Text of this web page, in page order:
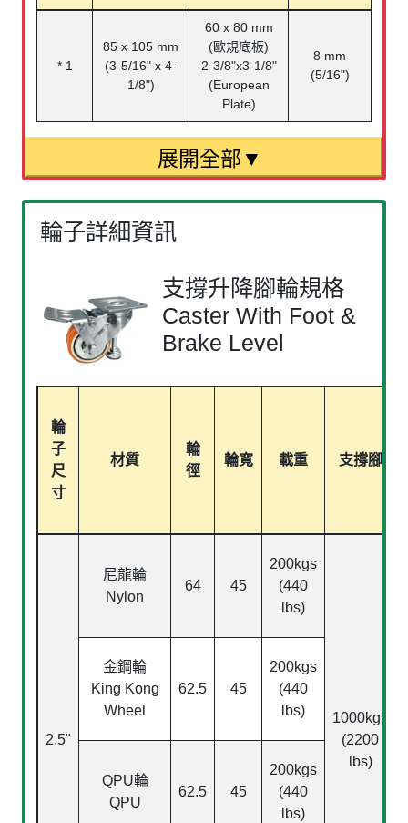
* 1
85 x 105 mm
(3-5/16" x 4-
1/8")
60 x 80 mm
(歐規底板)
2-3/8"x3-1/8"
(European
Plate)
8 mm
(5/16")
輪子詳細資訊
支撐升降腳輪規格
Caster With Foot &
Brake Level
輪
子
尺
寸
材質
輪
徑
輪寬 載重 支撐腳
2.5"
尼龍輪
Nylon
64 45
200kgs
(440
lbs)
1000kgs
(2200
lbs)
金鋼輪
King Kong
Wheel
62.5 45
200kgs
(440
lbs)
QPU輪
QPU
62.5 45
200kgs
(440
lbs)